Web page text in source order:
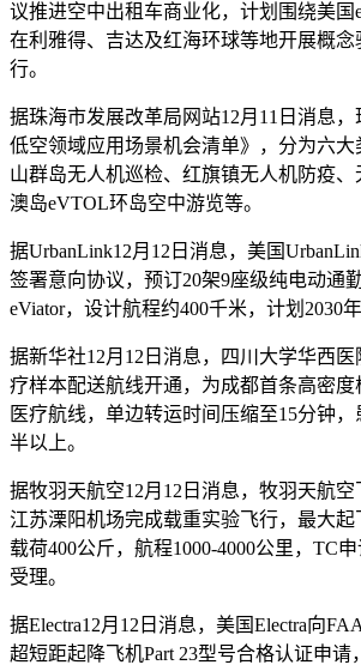
议推进空中出租车商业化，计划围绕美国
在利雅得、吉达及红海环球等地开展概
行。
据珠海市发展改革局网站12月11日消息，
低空领域应用场景机会清单》，分为六大
山群岛无人机巡检、红旗镇无人机防疫
澳岛eVTOL环岛空中游览等。
据UrbanLink12月12日消息，美国
签署意向协议，预订20架9座级纯电动通
eViator，设计航程约400千米，计划2030
据新华社12月12日消息，四川大学华西
疗样本配送航线开通，为成都首条高密
医疗航线，单边转运时间压缩至15分钟
半以上。
据牧羽天航空12月12日消息，牧羽天航空
江苏溧阳机场完成载重实验飞行，最大起
载荷400公斤，航程1000-4000公里，TC
受理。
据Electra12月12日消息，美国Electra向
超短距起降飞机Part 23型号合格认证申请